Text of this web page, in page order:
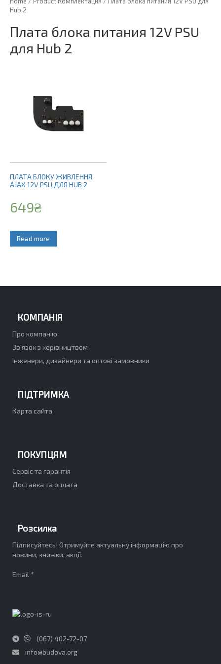
Hub 2
Плата блока питания 12V PSU
для Hub 2
ПЛАТА БЛОКУ ЖИВЛЕННЯ
AJAX 12V PSU ДЛЯ HUB 2
649₴
Read more
КОМПАНІЯ
Про компанію
Зв'язок з керівництвом
Інженери, дизайнери та оптові замовники
ПІДТРИМКА
Карта сайта
ПОКУПЦЯМ
Сервіс та гарантія
Доставка та оплата
Розсилка
Підписуйтесь! Отримуйте актуальну інформацію про
новини, знижки, акції.
Email *
(067) 402-72-07
info@budova.org